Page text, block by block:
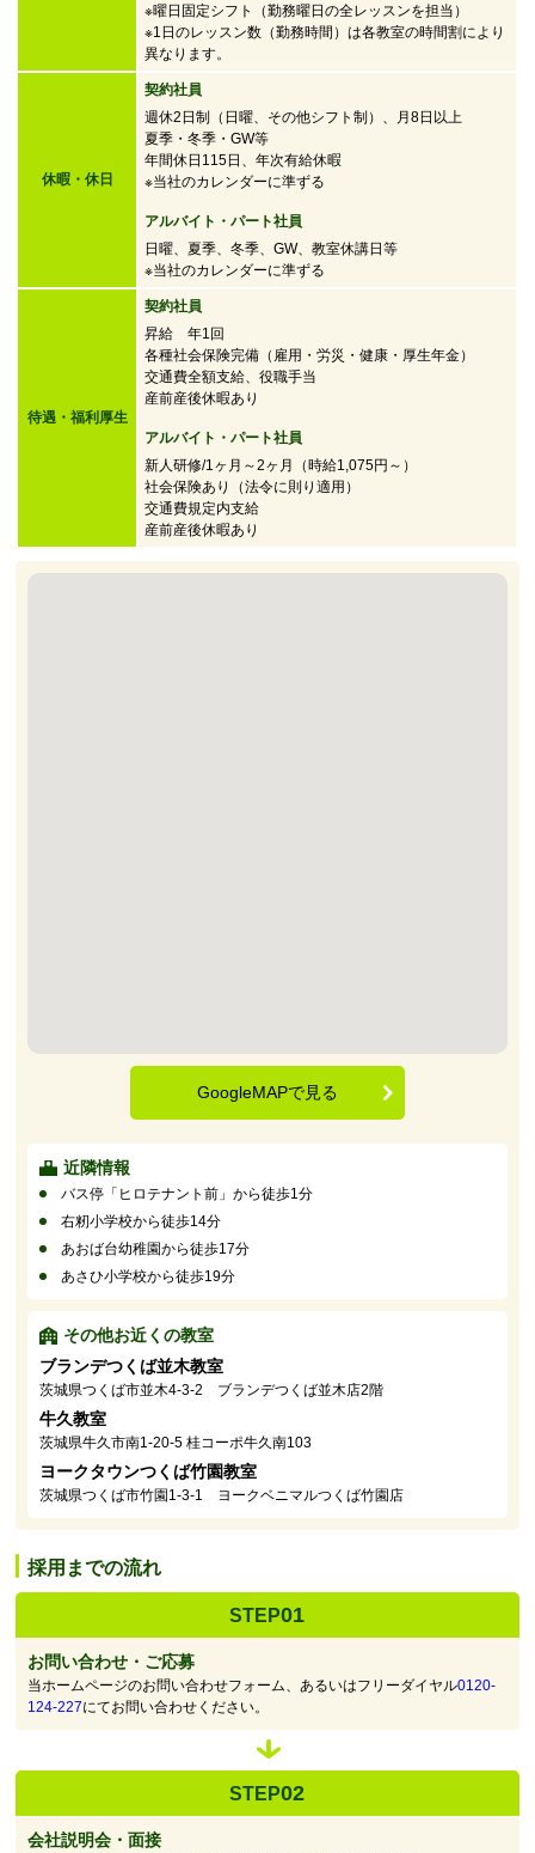
※曜日固定シフト（勤務曜日の全レッスンを担当）
※1日のレッスン数（勤務時間）は各教室の時間割により
異なります。
休暇・休日
契約社員
週休2日制（日曜、その他シフト制）、月8日以上
夏季・冬季・GW等
年間休日115日、年次有給休暇
※当社のカレンダーに準ずる
アルバイト・パート社員
日曜、夏季、冬季、GW、教室休講日等
※当社のカレンダーに準ずる
待遇・福利厚生
契約社員
昇給 年1回
各種社会保険完備（雇用・労災・健康・厚生年金）
交通費全額支給、役職手当
産前産後休暇あり
アルバイト・パート社員
新人研修/1ヶ月～2ヶ月（時給1,075円～）
社会保険あり（法令に則り適用）
交通費規定内支給
産前産後休暇あり
GoogleMAPで見る
近隣情報
バス停「ヒロテナント前」から徒歩1分
右籾小学校から徒歩14分
あおば台幼稚園から徒歩17分
あさひ小学校から徒歩19分
その他お近くの教室
ブランデつくば並木教室
茨城県つくば市並木4-3-2 ブランデつくば並木店2階
牛久教室
茨城県牛久市南1-20-5 桂コーポ牛久南103
ヨークタウンつくば竹園教室
茨城県つくば市竹園1-3-1 ヨークベニマルつくば竹園店
採用までの流れ
STEP01
お問い合わせ・ご応募
当ホームページのお問い合わせフォーム、あるいはフリーダイヤル0120-
124-227にてお問い合わせください。
STEP02
会社説明会・面接